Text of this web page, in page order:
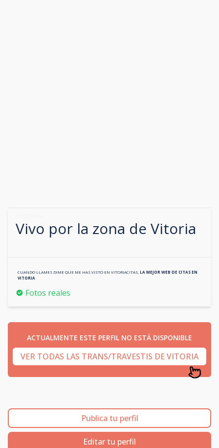
Vivo por la zona de Vitoria
CUANDO LLAMES DIME QUE ME HAS VISTO EN VITORIACITAS LA MEJOR WEB DE CITAS EN
VITORIA
Fotos reales
ACTUALMENTE ESTE PERFIL NO ESTÁ DISPONIBLE
VER TODAS LAS TRANS/TRAVESTIS DE VITORIA
Publica tu perfil
Editar tu perfil